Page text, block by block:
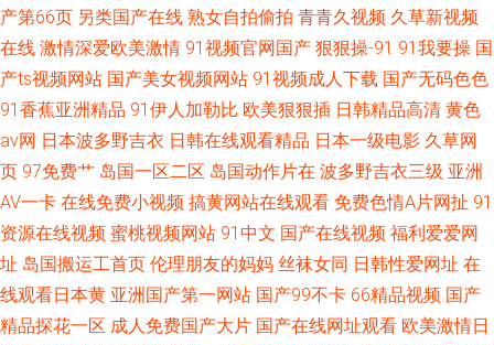
产第66页 另类国产在线 熟女自拍偷拍 青青久视频 久草新视频
在线 激情深爱欧美激情 91视频官网国产 狠狠操-91 91我要操 国
产ts视频网站 国产美女视频网站 91视频成人下载 国产无码色色
91香蕉亚洲精品 91伊人加勒比 欧美狠狠插 日韩精品高清 黄色
av网 日本波多野吉衣 日韩在线观看精品 日本一级电影 久草网
页 97免费艹 岛国一区二区 岛国动作片在 波多野吉衣三级 亚洲
AV一卡 在线免费小视频 搞黄网站在线观看 免费色情A片网扯 91
资源在线视频 蜜桃视频网站 91中文 国产在线视频 福利爱爱网
址 岛国搬运工首页 伦理朋友的妈妈 丝袜女同 日韩性爱网址 在
线观看日本黄 亚洲国产第一网站 国产99不卡 66精品视频 国产
精品探花一区 成人免费国产大片 国产在线网址观看 欧美激情日